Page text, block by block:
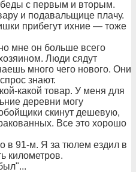
с первым и вторым.
и подавальщице плачу.
прибегут ихние — тоже
мне он больше всего
Люди сядут
много чего нового. Они
знают.
какой товар. У меня для
деревни могу
скинут дешевую,
Все это хорошо
в 91-м. Я за тюлем ездил в
километров.